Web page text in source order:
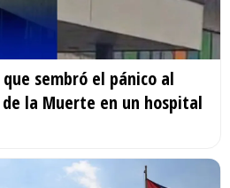
sembró el pánico al
la Muerte en un hospital